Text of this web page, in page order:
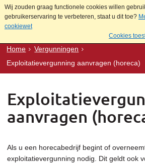
Wij zouden graag functionele cookies willen
gebruikerservaring te verbeteren, staat u dit toe?
cookiewet
Cookies
Home
Vergunningen
Exploitatievergunning aanvragen (horeca)
aanvragen
Als u een horecabedrijf begint of
exploitatievergunning nodig. Dit geldt ook